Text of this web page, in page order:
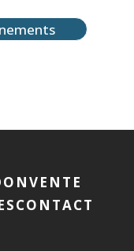
VENTE
CONTACT